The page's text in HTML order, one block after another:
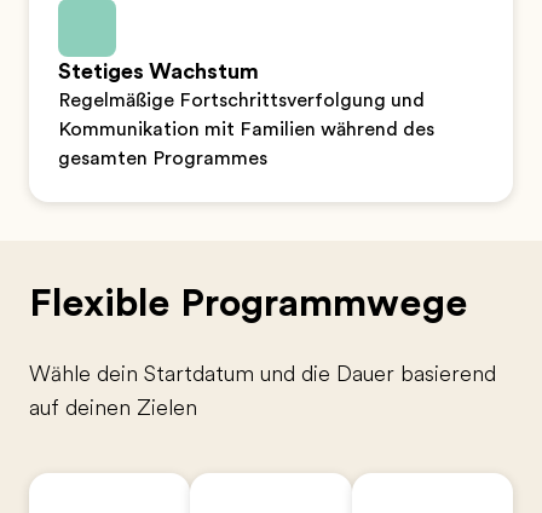
Stetiges Wachstum
Regelmäßige Fortschrittsverfolgung und
Kommunikation mit Familien während des
gesamten Programmes
Flexible Programmwege
Wähle dein Startdatum und die Dauer basierend
auf deinen Zielen